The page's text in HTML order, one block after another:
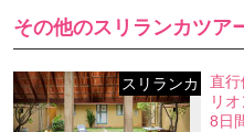
その他のスリランカツア
スリランカ
直
リ
8日